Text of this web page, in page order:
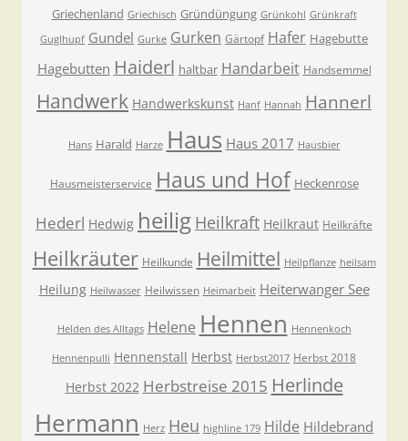
Griechenland Griechisch Gründüngung Grünkohl Grünkraft
Guglhupf Gundel Gurke Gurken Gärtopf Hafer Hagebutte
Hagebutten Haiderl haltbar Handarbeit Handsemmel
Handwerk Handwerkskunst Hanf Hannah Hannerl
Hans Harald Harze Haus Haus 2017 Hausbier
Hausmeisterservice Haus und Hof Heckenrose
Hederl Hedwig heilig Heilkraft Heilkraut Heilkräfte
Heilkräuter Heilkunde Heilmittel Heilpflanze heilsam
Heilung Heilwasser Heilwissen Heimarbeit Heiterwanger See
Helden des Alltags Helene Hennen Hennenkoch
Hennenpulli Hennenstall Herbst Herbst2017 Herbst 2018
Herbst 2022 Herbstreise 2015 Herlinde
Hermann Herz Heu highline 179 Hilde Hildebrand